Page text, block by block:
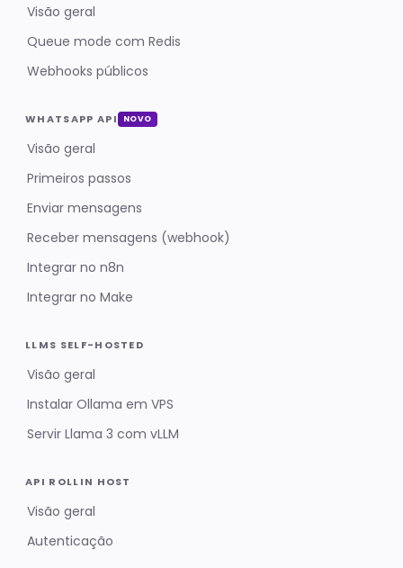
Visão geral
Queue mode com Redis
Webhooks públicos
WHATSAPP API NOVO
Visão geral
Primeiros passos
Enviar mensagens
Receber mensagens (webhook)
Integrar no n8n
Integrar no Make
LLMS SELF-HOSTED
Visão geral
Instalar Ollama em VPS
Servir Llama 3 com vLLM
API ROLLIN HOST
Visão geral
Autenticação